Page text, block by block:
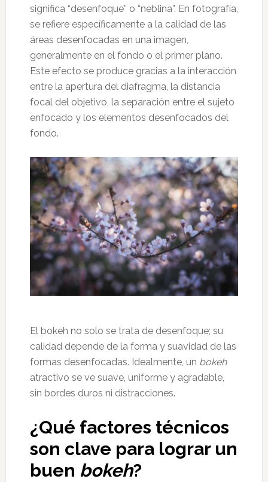
significa “desenfoque” o “neblina”. En fotografía,
se refiere específicamente a la calidad de las
áreas desenfocadas en una imagen,
generalmente en el fondo o el primer plano.
Este efecto se produce gracias a la interacción
entre la apertura del diafragma, la distancia
focal del objetivo, la separación entre el sujeto
enfocado y los elementos desenfocados del
fondo.
El bokeh no solo se trata de desenfoque; su
calidad depende de la forma y suavidad de las
formas desenfocadas. Idealmente, un bokeh
atractivo se ve suave, uniforme y agradable,
sin bordes duros ni distracciones.
¿Qué factores técnicos
son clave para lograr un
buen bokeh?